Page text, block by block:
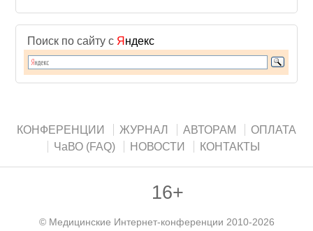
Поиск по сайту с Я ндекс
КОНФЕРЕНЦИИ ЖУРНАЛ АВТОРАМ
ОПЛАТА
ЧаВО (FAQ)
НОВОСТИ КОНТАКТЫ
16+
© Медицинские Интернет-конференции 2010-2026